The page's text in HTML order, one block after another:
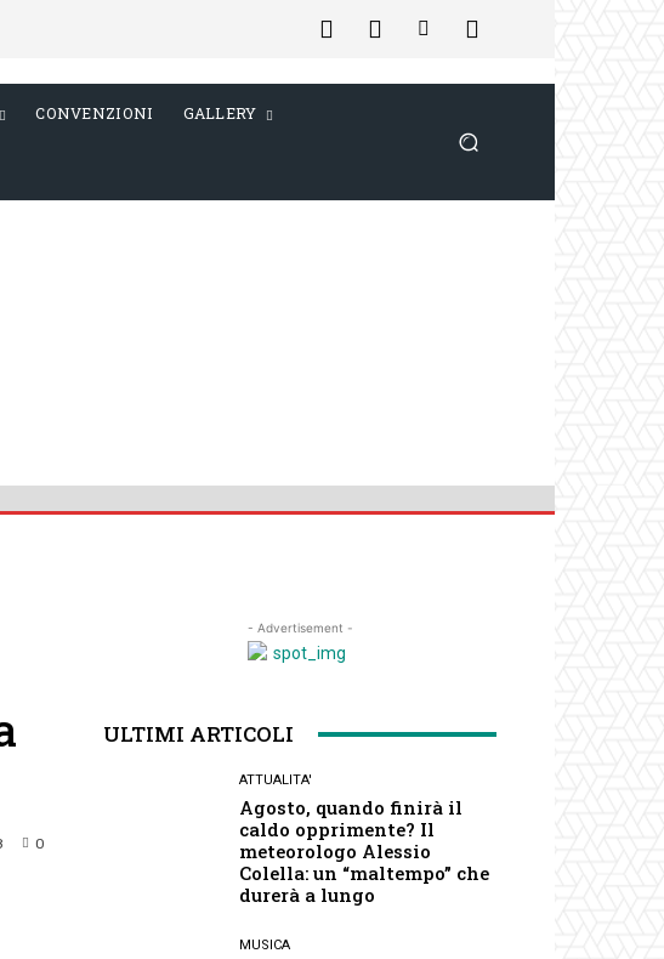
CONVENZIONI GALLERY
0
- Advertisement -
ULTIMI ARTICOLI
ATTUALITA'
Agosto, quando finirà il
caldo opprimente? Il
meteorologo Alessio
Colella: un “maltempo” che
durerà a lungo
MUSICA